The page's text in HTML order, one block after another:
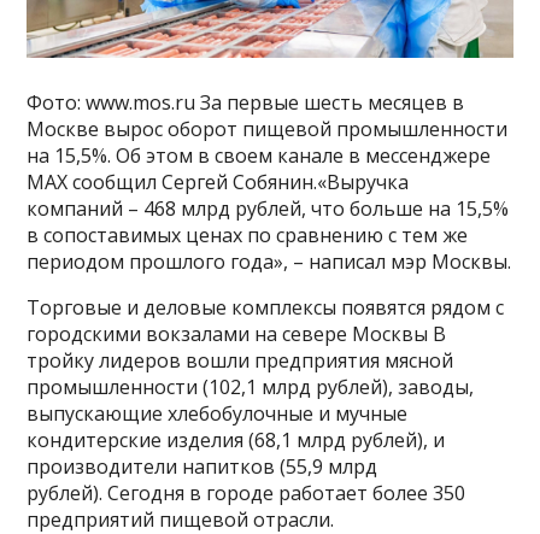
Фото: www.mos.ru За первые шесть месяцев в
Москве вырос оборот пищевой промышленности
на 15,5%. Об этом в своем канале в мессенджере
MAX сообщил Сергей Собянин.«Выручка
компаний – 468 млрд рублей, что больше на 15,5%
в сопоставимых ценах по сравнению с тем же
периодом прошлого года», – написал мэр Москвы.
Торговые и деловые комплексы появятся рядом с
городскими вокзалами на севере Москвы В
тройку лидеров вошли предприятия мясной
промышленности (102,1 млрд рублей), заводы,
выпускающие хлебобулочные и мучные
кондитерские изделия (68,1 млрд рублей), и
производители напитков (55,9 млрд
рублей). Сегодня в городе работает более 350
предприятий пищевой отрасли.